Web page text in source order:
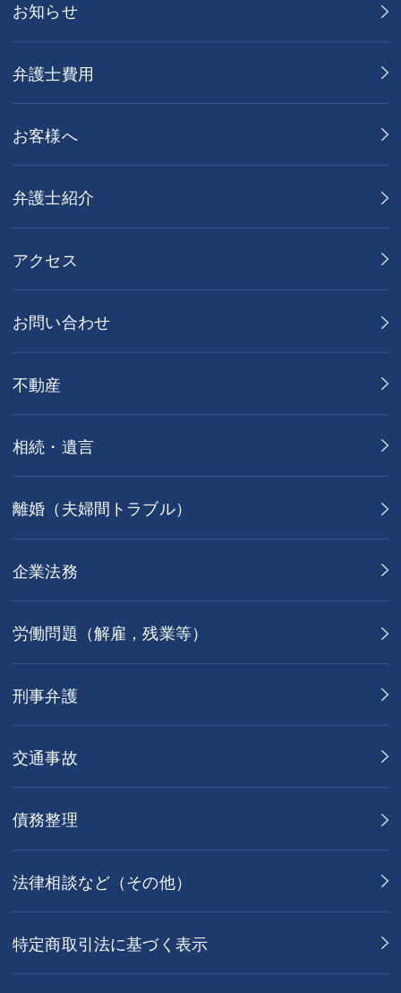
お知らせ
弁護士費用
お客様へ
弁護士紹介
アクセス
お問い合わせ
不動産
相続・遺言
離婚（夫婦間トラブル）
企業法務
労働問題（解雇，残業等）
刑事弁護
交通事故
債務整理
法律相談など（その他）
特定商取引法に基づく表示